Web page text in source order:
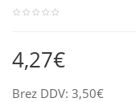
4,27€
Brez DDV: 3,50€